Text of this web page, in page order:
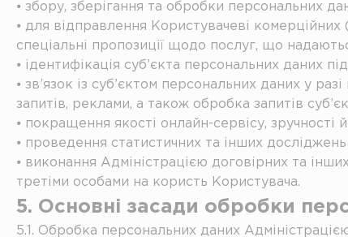
⦁ збору, зберігання та обробки персональних
⦁ для відправлення Користувачеві
спеціальні пропозиції щодо послуг, що
⦁ ідентифікація суб’єкта персональних даних
⦁ зв’язок із суб’єктом персональних даних у
запитів, реклами, а також обробка запитів
⦁ покращення якості онлайн-сервісу,
⦁ проведення статистичних та інших
⦁ виконання Адміністрацією договірних та
третіми особами на користь Користувача.
5. Основні засади обробки
5.1. Обробка персональних даних